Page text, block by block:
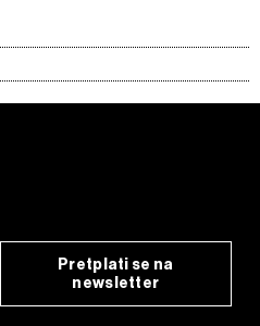
Pretplati se na
newsletter